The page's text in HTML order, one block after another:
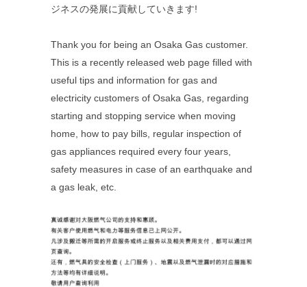
ジネスの発展に貢献していきます!
Thank you for being an Osaka Gas customer.
This is a recently released web page filled with
useful tips and information for gas and
electricity customers of Osaka Gas, regarding
starting and stopping service when moving
home, how to pay bills, regular inspection of
gas appliances required every four years,
safety measures in case of an earthquake and
a gas leak, etc.